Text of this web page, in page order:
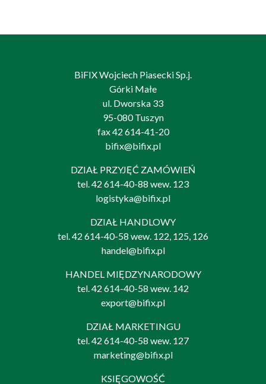
BiFIX Wojciech Piasecki Sp.j.
Górki Małe
ul. Dworska 33
95-080 Tuszyn
fax 42 614-41-20
bifix@bifix.pl
DZIAŁ PRZYJĘĆ ZAMÓWIEŃ
tel. 42 614-40-88 wew. 123
logistyka@bifix.pl
DZIAŁ HANDLOWY
tel. 42 614-40-58 wew. 122, 125, 126
handel@bifix.pl
HANDEL MIĘDZYNARODOWY
tel. 42 614-40-58 wew. 142
export@bifix.pl
DZIAŁ MARKETINGU
tel. 42 614-40-58 wew. 127
marketing@bifix.pl
KSIĘGOWOŚĆ